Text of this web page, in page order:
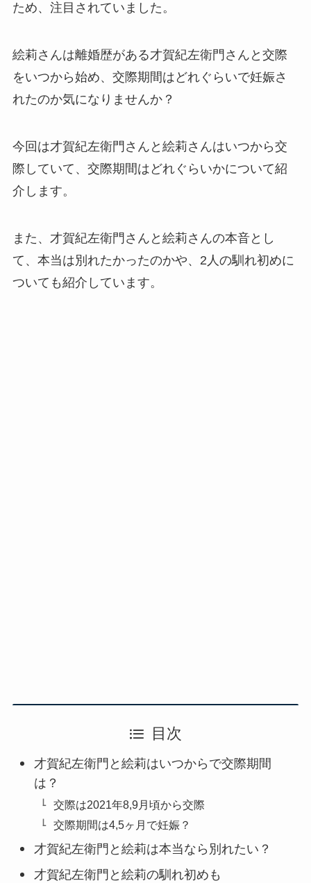
ため、注目されていました。
絵莉さんは離婚歴がある才賀紀左衛門さんと交際
をいつから始め、交際期間はどれぐらいで妊娠さ
れたのか気になりませんか？
今回は才賀紀左衛門さんと絵莉さんはいつから交
際していて、交際期間はどれぐらいかについて紹
介します。
また、才賀紀左衛門さんと絵莉さんの本音とし
て、本当は別れたかったのかや、2人の馴れ初めに
ついても紹介しています。
目次
才賀紀左衛門と絵莉はいつからで交際期間
は？
交際は2021年8,9月頃から交際
交際期間は4,5ヶ月で妊娠？
才賀紀左衛門と絵莉は本当なら別れたい？
才賀紀左衛門と絵莉の馴れ初めも